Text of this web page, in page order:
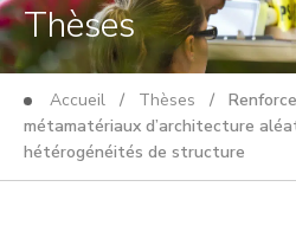
Thèses
Accueil / Thèses /
métamatériaux d’architecture
hétérogénéités de structure